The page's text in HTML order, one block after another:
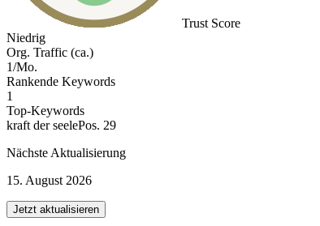
Trust Score
Niedrig
Org. Traffic (ca.)
1/Mo.
Rankende Keywords
1
Top-Keywords
kraft der seelePos. 29
Nächste Aktualisierung
15. August 2026
Jetzt aktualisieren